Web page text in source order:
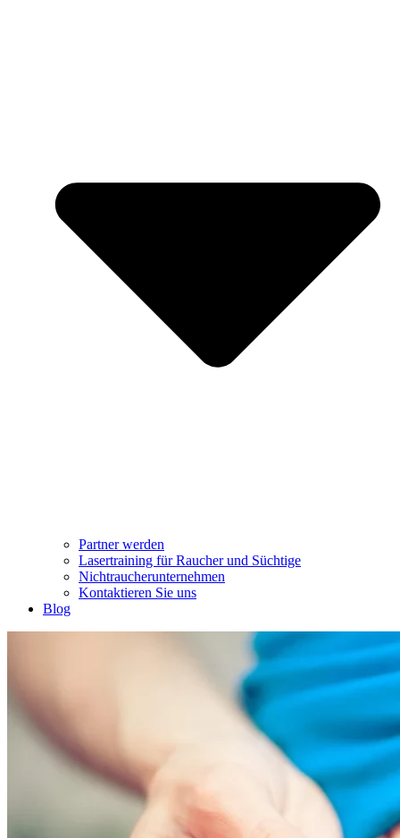
Partner werden
Lasertraining für Raucher und Süchtige
Nichtraucherunternehmen
Kontaktieren Sie uns
Blog